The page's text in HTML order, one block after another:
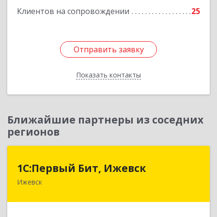
Клиентов на сопровождении 25
Отправить заявку
Показать контакты
Отправить заявку
Назад
Ближайшие партнеры из соседних
регионов
1С:Первый Бит, Ижевск
Ижевск
1С:Первый Бит, Ижевск